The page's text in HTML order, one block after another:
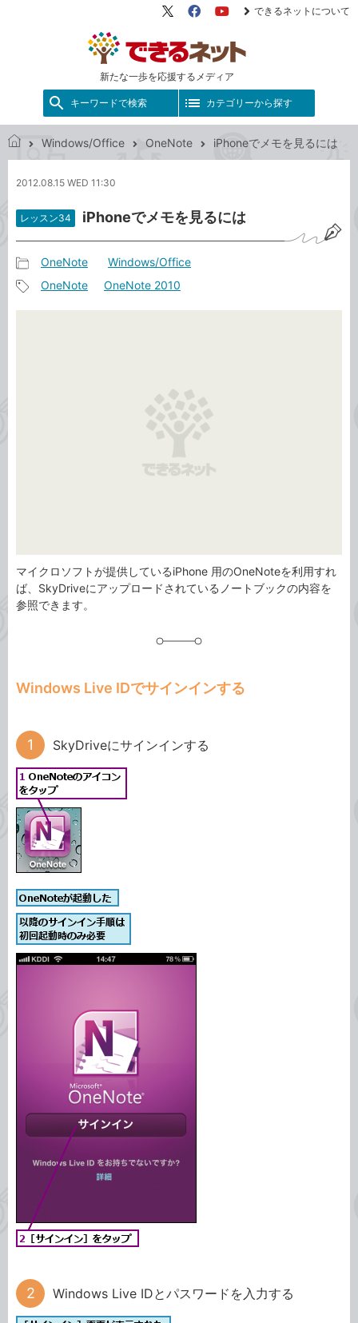
新たな一歩を応援するメディア
X（旧
FacebookYouTube
できるネットについて
キーワードで検索 カテゴリーから探す
る
ッ
ト
Windows/Office OneNote iPhoneでメモを見るには
2012.08.15 WED 11:30
レッスン34 iPhoneでメモを見るには
事
カ
OneNote Windows/Office
OneNote OneNote 2010
マイクロソフトが提供しているiPhone 用のOneNoteを利用すれ
ば、SkyDriveにアップロードされているノートブックの内容を
参照できます。
Windows Live IDでサインインする
SkyDriveにサインインする
Windows Live IDとパスワードを入力する